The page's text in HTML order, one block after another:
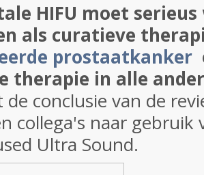
HIFU moet
als curatieve
prostaatkanker
therapie in alle
de conclusie van de
collega's naar gebruik
Ultra Sound.